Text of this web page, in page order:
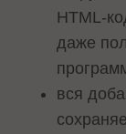
HTML-
даже
вся